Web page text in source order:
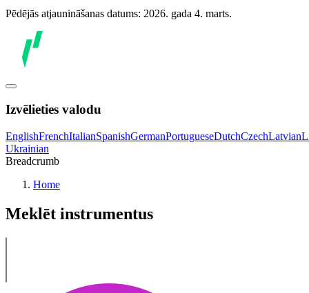
Pēdējās atjaunināšanas datums: 2026. gada 4. marts.
Izvēlieties valodu
EnglishFrenchItalianSpanishGermanPortugueseDutchCzechLatvian
Ukrainian
Breadcrumb
Home
Meklēt instrumentus